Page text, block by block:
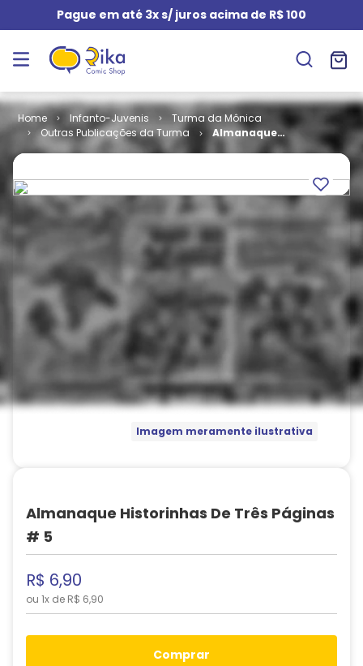
Pague em até 3x s/ juros acima de R$ 100
Infanto-Juvenis
Turma da Mônica
Outras Publicações da Turma
Almanaque
Historinhas de
# 5
Imagem meramente ilustrativa
Almanaque Historinhas De Três Páginas
# 5
R$ 6,90
ou 1x de R$ 6,90
comprar